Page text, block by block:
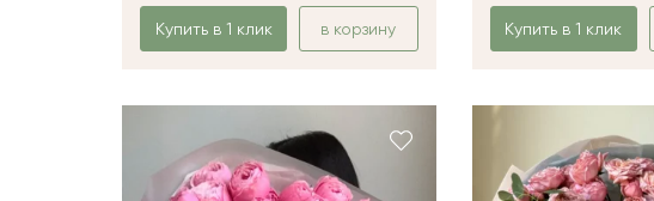
Купить в 1 клик в корзину Купить в 1 клик